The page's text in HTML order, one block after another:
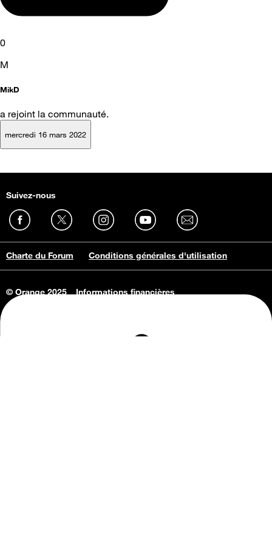
0
M
MikD
a rejoint la communauté.
mercredi 16 mars 2022
Suivez-nous
Charte du Forum Conditions générales d'utilisation
© Orange 2025
Informations financières